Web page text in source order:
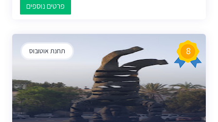
פרטים נוספים
תחנת אוטובוס 8